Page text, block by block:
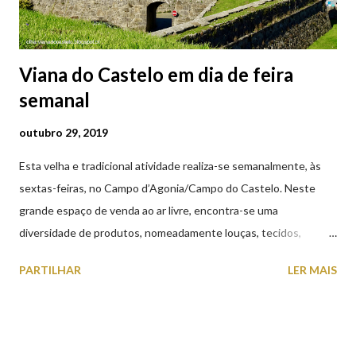
Viana do Castelo em dia de feira
semanal
outubro 29, 2019
Esta velha e tradicional atividade realiza-se semanalmente, às
sextas-feiras, no Campo d’Agonia/Campo do Castelo. Neste
grande espaço de venda ao ar livre, encontra-se uma
diversidade de produtos, nomeadamente louças, tecidos,
cobres entre muitos outros. Horário de funcionamento | Verão
PARTILHAR LER MAIS